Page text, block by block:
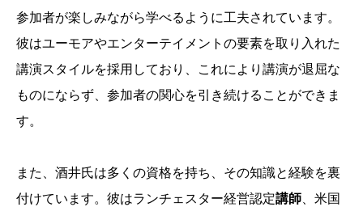
参加者が楽しみながら学べるように工夫されています。
彼はユーモアやエンターテイメントの要素を取り入れた
講演スタイルを採用しており、これにより講演が退屈な
ものにならず、参加者の関心を引き続けることができま
す。
また、酒井氏は多くの資格を持ち、その知識と経験を裏
付けています。彼はランチェスター経営認定講師 、米国